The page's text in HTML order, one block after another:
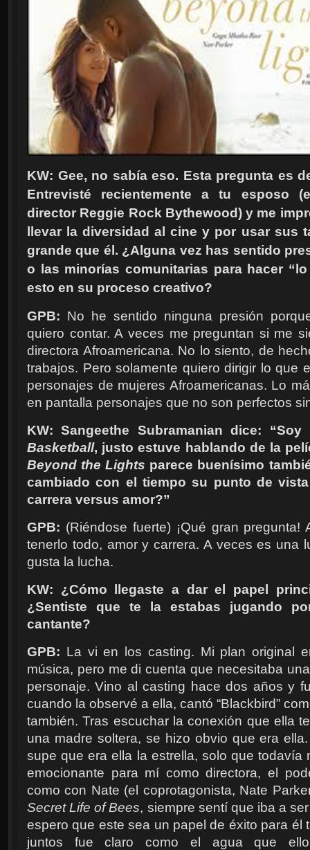
KW: Gee, no sabía eso. Esta pregunta es
Entrevisté recientemente a tu esposo
director Reggie Rock Bythewood) y me
llevar la diversidad al cine y por usar sus
grande que él. ¿Alguna vez has sentido
o las minorías comunitarias para hacer
esto en su proceso creativo?
GPB: No he sentido ninguna presión
quiero contar. A veces me preguntan si me
directora Afroamericana. No lo siento, de
trabajos. Pero solamente quiero dirigir lo que
personajes de mujeres Afroamericanas. Lo
en pantalla personajes que no son perfectos
KW: Sangeethe Subramanian dice:
Basketball, justo estuve hablando de la
Beyond the Lights parece buenísimo
cambiado con el tiempo su punto de
carrera versus amor?”
GPB: (Riéndose fuerte) ¡Qué gran
tenerlo todo, amor y carrera. A veces es una
gusta la lucha.
KW: ¿Cómo llegaste a dar el papel
¿Sentiste que te la estabas jugando
cantante?
GPB: La vi en los casting. Mi plan original
música, pero me di cuenta que necesitaba
personaje. Vino al casting hace dos años y
cuando la observé a ella, cantó “Blackbird”
también. Tras escuchar la conexión que ella
una madre soltera, se hizo obvio que era
supe que era ella la estrella, solo que
emocionante para mí como directora, el
como con Nate (el coprotagonista, Nate
Secret Life of Bees, siempre sentí que iba a
espero que este sea un papel de éxito para él
juntos fue claro como el agua que